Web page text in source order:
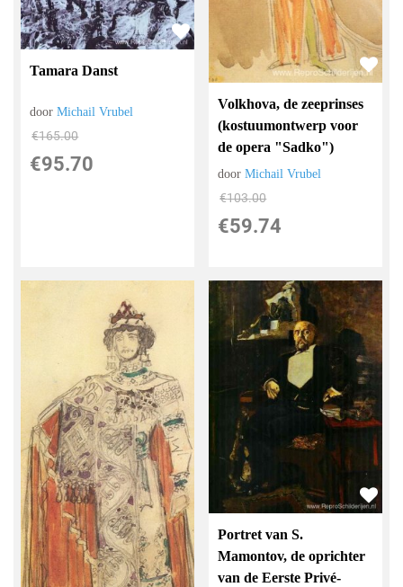
Tamara Danst
doorMichail Vrubel
€165.00
€95.70
Volkhova, de zeeprinses
(kostuumontwerp voor
de opera "Sadko")
doorMichail Vrubel
€103.00
€59.74
Portret van S.
Mamontov, de oprichter
van de Eerste Privé-